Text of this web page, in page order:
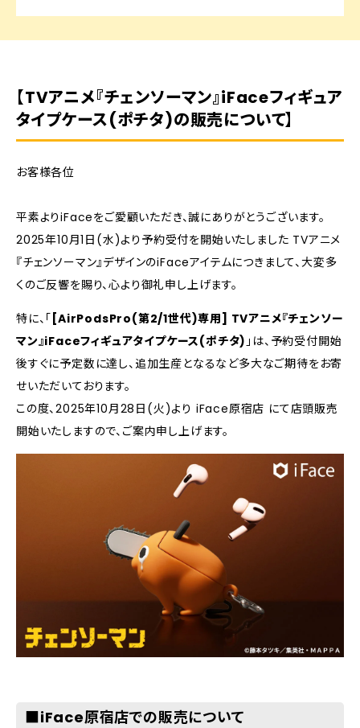
【TVアニメ『チェンソーマン』iFaceフィギュア
タイプケース(ポチタ)の販売について】
お客様各位
平素よりiFaceをご愛顧いただき、誠にありがとうございます。
2025年10月1日(水)より予約受付を開始いたしました TVアニメ
『チェンソーマン』デザインのiFaceアイテムにつきまして、大変多
くのご反響を賜り、心より御礼申し上げます。
特に、「 [AirPodsPro(第2/1世代)専用] TVアニメ『チェンソー
マン』iFaceフィギュアタイプケース(ポチタ)」は、予約受付開始
後すぐに予定数に達し、追加生産となるなど多大なご期待をお寄
せいただいております。
この度、2025年10月28日(火)より iFace原宿店 にて店頭販売
開始いたしますので、ご案内申し上げます。
■iFace原宿店での販売について